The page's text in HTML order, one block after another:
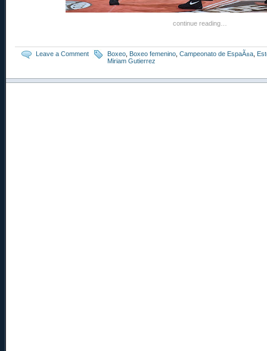
continue reading…
Leave a Comment Boxeo Boxeo femenino Campeonato de EspaÃ±a
Miriam Gutierrez